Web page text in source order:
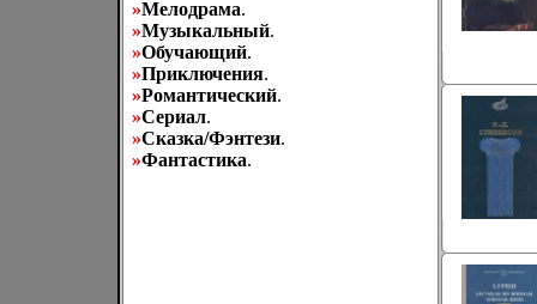
»Мелодрама.
»Музыкальный.
»Обучающий.
»Приключения.
»Романтический.
»Сериал.
»Сказка/Фэнтези.
»Фантастика.